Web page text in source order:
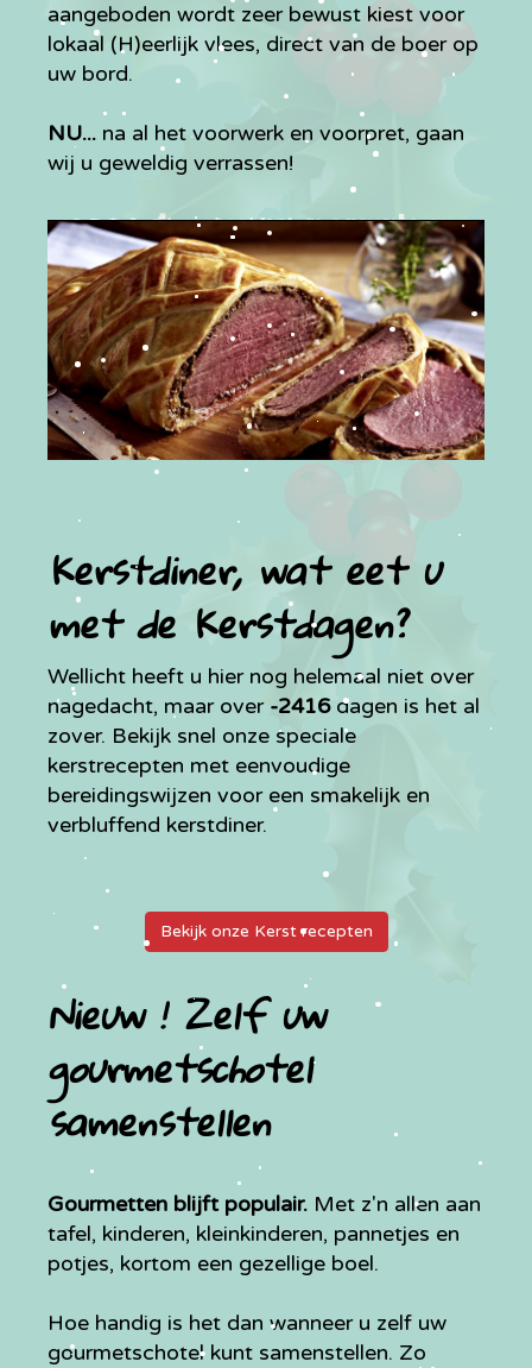
aangeboden wordt zeer bewust kiest voor
lokaal (H)eerlijk vlees, direct van de boer op
uw bord.
NU... na al het voorwerk en voorpret, gaan
wij u geweldig verrassen!
Kerstdiner, wat eet u
met de Kerstdagen?
Wellicht heeft u hier nog helemaal niet over
nagedacht, maar over -2416dagen is het al
zover. Bekijk snel onze speciale
kerstrecepten met eenvoudige
bereidingswijzen voor een smakelijk en
verbluffend kerstdiner.
Bekijk onze Kerst recepten
Nieuw ! Zelf uw
gourmetschotel
samenstellen
Gourmetten blijft populair. Met z'n allen aan
tafel, kinderen, kleinkinderen, pannetjes en
potjes, kortom een gezellige boel.
Hoe handig is het dan wanneer u zelf uw
gourmetschotel kunt samenstellen. Zo